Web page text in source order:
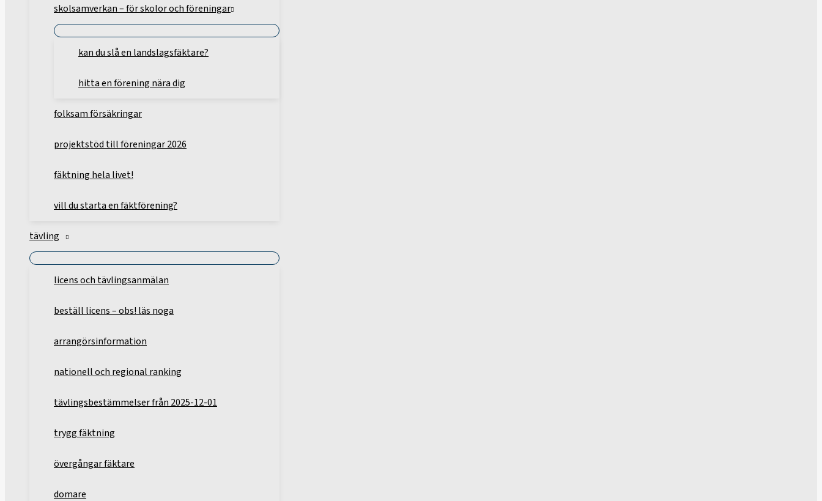
skolsamverkan – för skolor och föreningar
kan du slå en landslagsfäktare?
hitta en förening nära dig
folksam försäkringar
projektstöd till föreningar 2026
fäktning hela livet!
vill du starta en fäktförening?
tävling
licens och tävlingsanmälan
beställ licens – obs! läs noga
arrangörsinformation
nationell och regional ranking
tävlingsbestämmelser från 2025-12-01
trygg fäktning
övergångar fäktare
domare